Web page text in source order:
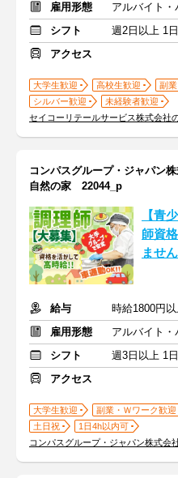
雇用形態
アルバイト・
シフト
週2日以上 1
アクセス
大学生歓迎 高校生歓迎
副
シルバー歓迎
未経験者歓迎
セイコーリテールサービス株式会社
コンパスグループ・ジャパン
自然の家 22044_p
【青
師資
ませ
給与
時給1800円
雇用形態
アルバイト・
シフト
週3日以上 1
アクセス
大学生歓迎 副業・Ｗワーク歓迎
土日祝
1日4h以内可
コンパスグループ・ジャパン株式会